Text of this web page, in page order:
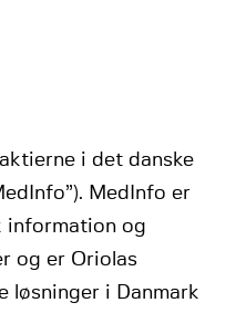
i det danske
MedInfo er
information og
og er Oriolas
løsninger i Danmark